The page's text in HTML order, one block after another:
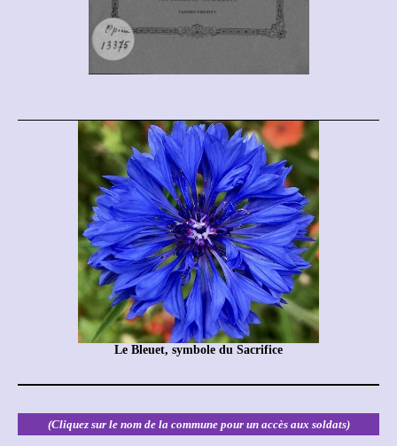
Le Bleuet, symbole du Sacrifice
(Cliquez sur le nom de la commune pour un accès aux soldats)